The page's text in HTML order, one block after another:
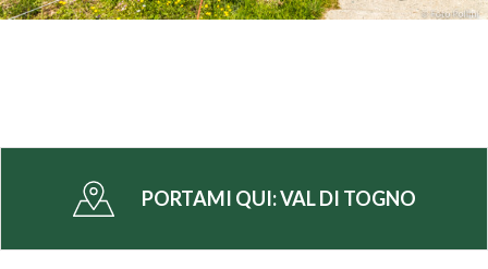
PORTAMI QUI:VAL DI TOGNO